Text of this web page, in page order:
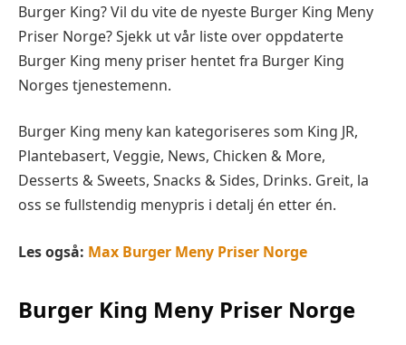
Burger King? Vil du vite de nyeste Burger King Meny
Priser Norge? Sjekk ut vår liste over oppdaterte
Burger King meny priser hentet fra Burger King
Norges tjenestemenn.
Burger King meny kan kategoriseres som King JR,
Plantebasert, Veggie, News, Chicken & More,
Desserts & Sweets, Snacks & Sides, Drinks. Greit, la
oss se fullstendig menypris i detalj én etter én.
Les også: Max Burger Meny Priser Norge
Burger King Meny Priser Norge